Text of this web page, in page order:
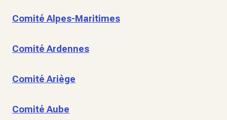
Comité Alpes-Maritimes
Comité Ardennes
Comité Ariège
Comité Aube